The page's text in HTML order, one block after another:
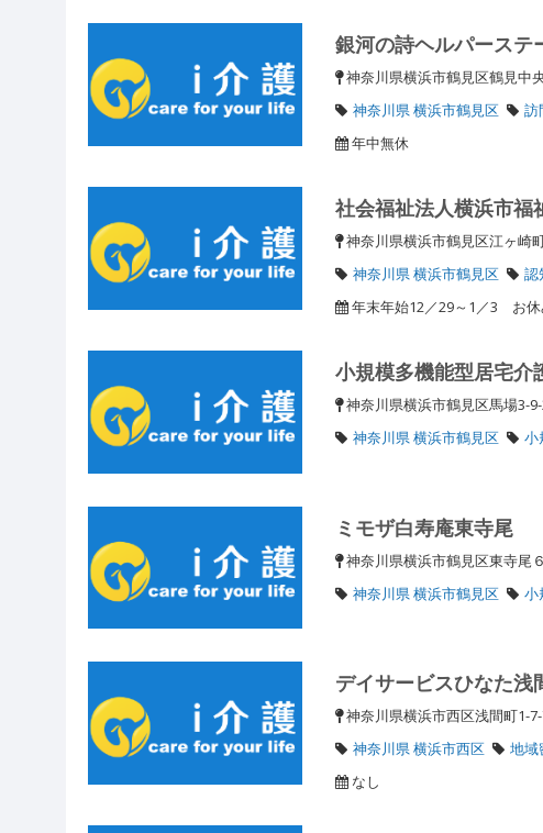
銀河の詩ヘルパーステ
神奈川県横浜市鶴見区鶴見中
神奈川県 横浜市鶴見区
訪
年中無休
社会福祉法人横浜市
神奈川県横浜市鶴見区江ヶ崎
神奈川県 横浜市鶴見区
認
年末年始12／29～1／3 お
小規模多機能型居宅
神奈川県横浜市鶴見区馬場3-
神奈川県 横浜市鶴見区
小
ミモザ白寿庵東寺尾
神奈川県横浜市鶴見区東寺尾
神奈川県 横浜市鶴見区
小
デイサービスひなた浅
神奈川県横浜市西区浅間町1-
神奈川県 横浜市西区
地域
なし